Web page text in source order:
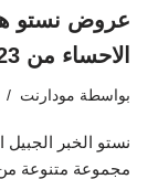
عروض نستو
الاحساء من 23 حتى 30 يونيو
بواسطة مودارنت
نستو الخبر
مجموعة متنوعة من